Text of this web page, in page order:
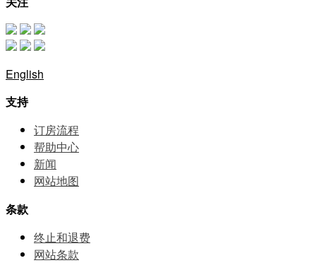
English
支持
订房流程
帮助中⼼
新闻
网站地图
条款
终止和退费
网站条款